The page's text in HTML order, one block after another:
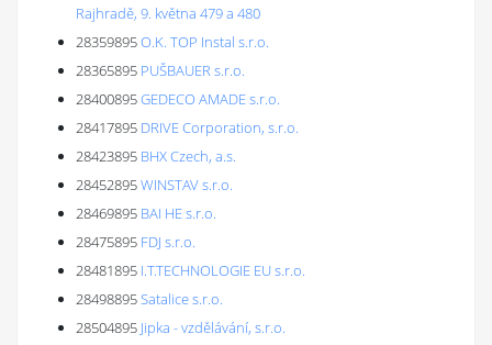
Rajhradě, 9. května 479 a 480
28359895O.K. TOP Instal s.r.o.
28365895 PUŠBAUER s.r.o.
28400895GEDECO AMADE s.r.o.
28417895 DRIVE Corporation, s.r.o.
28423895 BHX Czech, a.s.
28452895WINSTAV s.r.o.
28469895 BAI HE s.r.o.
28475895 FDJ s.r.o.
28481895 I.T.TECHNOLOGIE EU s.r.o.
28498895Satalice s.r.o.
28504895 Jipka - vzdělávání, s.r.o.